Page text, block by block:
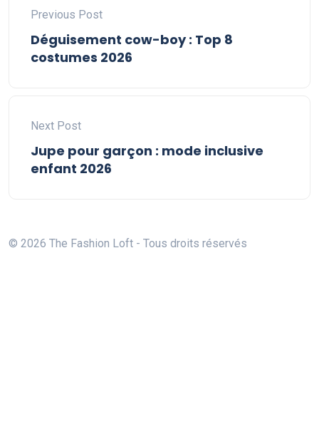
Previous Post
Déguisement cow-boy : Top 8
costumes 2026
Next Post
Jupe pour garçon : mode inclusive
enfant 2026
© 2026 The Fashion Loft - Tous droits réservés